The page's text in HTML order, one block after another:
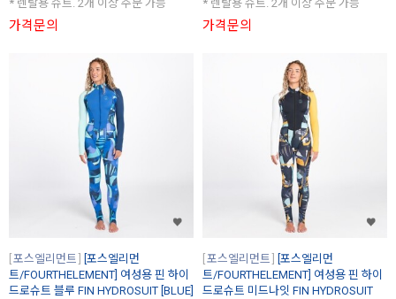
* 렌탈용 슈트. 2개 이상 주문 가능
가격문의
* 렌탈용 슈트. 2개 이상 주문 가능
가격문의
포스엘리먼트
[포스엘리먼
트/FOURTHELEMENT] 여성용 핀 하이
드로슈트 블루 FIN HYDROSUIT [BLUE]
포스엘리먼트
[포스엘리먼
트/FOURTHELEMENT] 여성용 핀 하이
드로슈트 미드나잇 FIN HYDROSUIT